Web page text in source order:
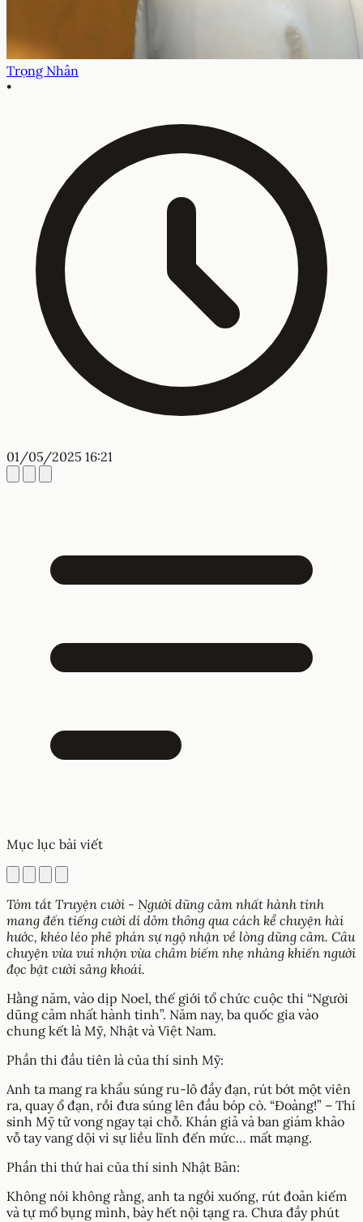
Trọng Nhân
•
01/05/2025 16:21
Mục lục bài viết
Tóm tắt Truyện cười - Người dũng cảm nhất hành tinh
mang đến tiếng cười dí dỏm thông qua cách kể chuyện hài
hước, khéo léo phê phán sự ngộ nhận về lòng dũng cảm. Câu
chuyện vừa vui nhộn vừa châm biếm nhẹ nhàng khiến người
đọc bật cười sảng khoái.
Hằng năm, vào dịp Noel, thế giới tổ chức cuộc thi “Người
dũng cảm nhất hành tinh”. Năm nay, ba quốc gia vào
chung kết là Mỹ, Nhật và Việt Nam.
Phần thi đầu tiên là của thí sinh Mỹ:
Anh ta mang ra khẩu súng ru-lô đầy đạn, rút bớt một viên
ra, quay ổ đạn, rồi đưa súng lên đầu bóp cò. “Đoàng!” – Thí
sinh Mỹ tử vong ngay tại chỗ. Khán giả và ban giám khảo
vỗ tay vang dội vì sự liều lĩnh đến mức… mất mạng.
Phần thi thứ hai của thí sinh Nhật Bản:
Không nói không rằng, anh ta ngồi xuống, rút đoản kiếm
và tự mổ bụng mình, bày hết nội tạng ra. Chưa đầy phút